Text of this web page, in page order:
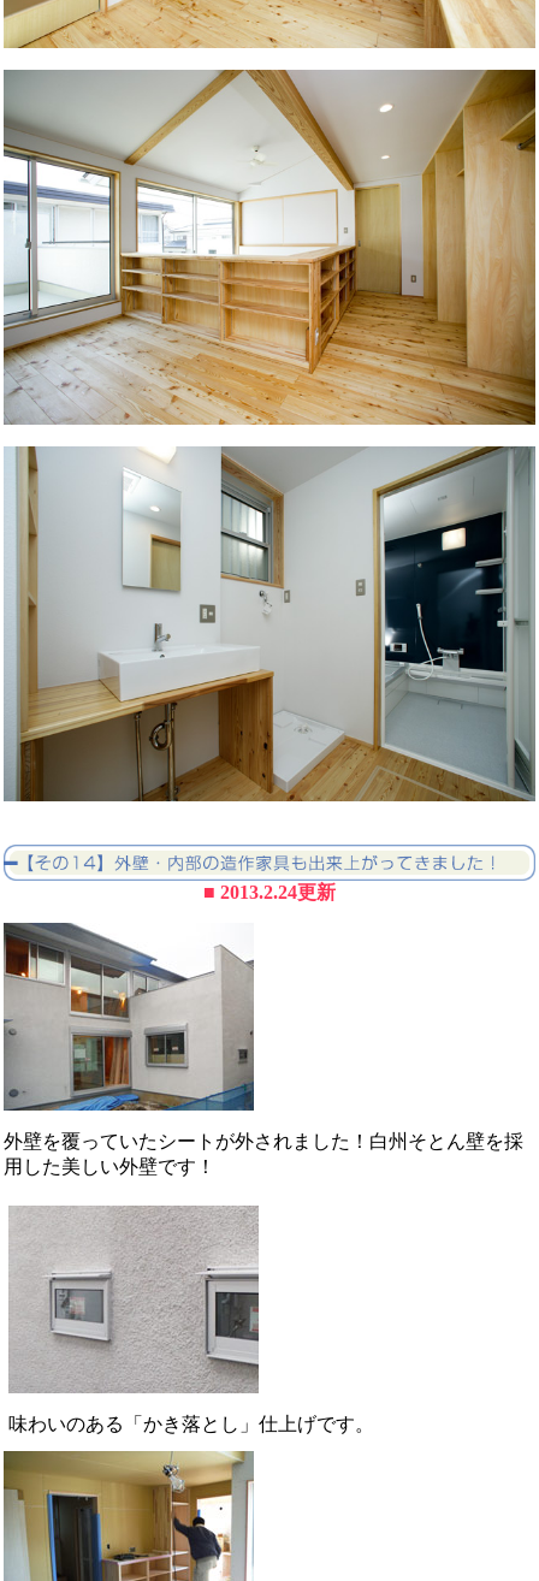
■ 2013.2.24更新
外壁を覆っていたシートが外されました！白州そとん壁を採
用した美しい外壁です！
味わいのある「かき落とし」仕上げです。